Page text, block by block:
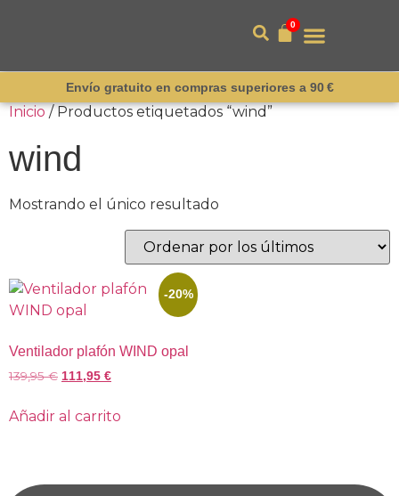
0
Envío gratuito en compras superiores a 90 €
Inicio/ Productos etiquetados “wind”
wind
Mostrando el único resultado
-20%
Ventilador plafón WIND opal
139,95€ 111,95 €
Añadir al carrito